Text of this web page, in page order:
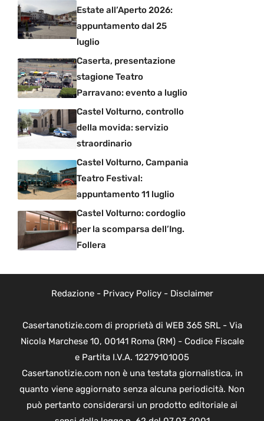
Estate all’Aperto 2026:
appuntamento dal 25
luglio
Caserta, presentazione
stagione Teatro
Parravano: evento a luglio
Castel Volturno, controllo
della movida: servizio
straordinario
Castel Volturno, Campania
Teatro Festival:
appuntamento 11 luglio
Castel Volturno: cordoglio
per la scomparsa dell’Ing.
Follera
Redazione- Privacy Policy- Disclaimer
Casertanotizie.com di proprietà di WEB 365 SRL - Via
Nicola Marchese 10, 00141 Roma (RM) - Codice Fiscale
e Partita I.V.A. 12279101005
Casertanotizie.com non è una testata giornalistica, in
quanto viene aggiornato senza alcuna periodicità. Non
può pertanto considerarsi un prodotto editoriale ai